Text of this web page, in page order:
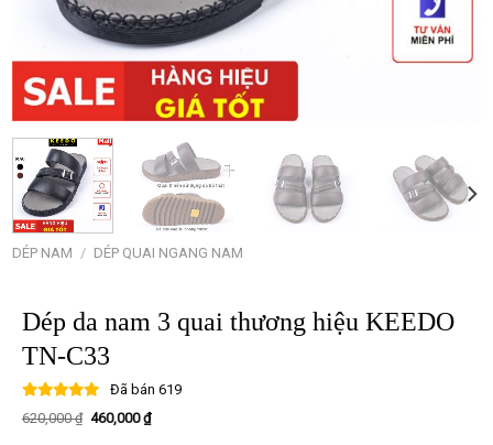
DÉP NAM / DÉP QUAI NGANG NAM
Dép da nam 3 quai thương hiệu KEEDO
TN-C33
Đã bán 619
620,000₫ Giá
460,000₫Giá
hiện